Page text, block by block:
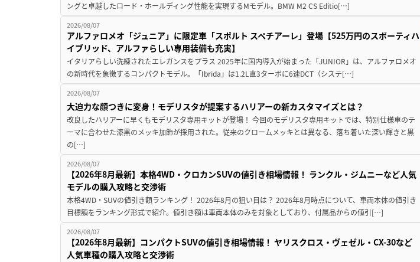
ングと卓越したロード・ホールディング性能を実現するMモデル。BMW M2 CS Editio[…]
2026/08/07
アルファロメオ「ジュニア」に限定車「スポルト スペチアーレ」登場【525万円のスポーティハ
イブリッド、アルファらしい専用装備も充実】
イタリアらしい洗練されたエレガンスをプラス 2025年に国内導入が始まった「JUNIOR」は、アルファロメオ
の新時代を象徴するコンパクトモデル。「Ibrida」は1.2L直3ターボに6速DCT（システ[…]
2026/08/07
大迫力な顔つきに変身！モデリスタが提案するハリアーの新カスタマイズとは？
改良したハリアーに早くもモデリスタ専用キットが登場！ 今回のモデリスタ専用キットでは、特別仕様車のテ
ーマに合わせた漆黒のメッキ加飾が採用された。従来のクロームメッキとは異なる、落ち着いた深い輝きと黒
の[…]
2026/08/07
【2026年8月最新】本格4WD・クロカンSUVの値引き相場情報！ ランクル・ジムニーなど人気
モデルの購入攻略と交渉術
本格4WD・SUVの値引き額ランキング！ 2026年8月の狙い目は？ 2026年8月時点について、車両本体の値引き
目標額をランキング形式で紹介。値引き額は車両本体のみを対象としており、付属品からの値引[…]
2026/08/07
【2026年8月最新】コンパクトSUVの値引き相場情報！ ヤリスクロス・ヴェゼル・CX-30など
人気車種の購入攻略と交渉術